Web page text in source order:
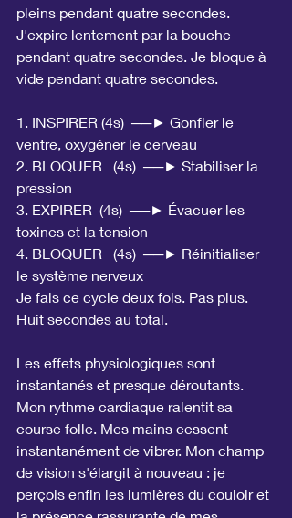
pleins pendant quatre secondes.
J'expire lentement par la bouche
pendant quatre secondes. Je bloque à
vide pendant quatre secondes.
1. INSPIRER (4s)  ──► Gonfler le
ventre, oxygéner le cerveau
2. BLOQUER   (4s)  ──► Stabiliser la
pression
3. EXPIRER  (4s)  ──► Évacuer les
toxines et la tension
4. BLOQUER   (4s)  ──► Réinitialiser
le système nerveux
Je fais ce cycle deux fois. Pas plus.
Huit secondes au total.
Les effets physiologiques sont
instantanés et presque déroutants.
Mon rythme cardiaque ralentit sa
course folle. Mes mains cessent
instantanément de vibrer. Mon champ
de vision s'élargit à nouveau : je
perçois enfin les lumières du couloir et